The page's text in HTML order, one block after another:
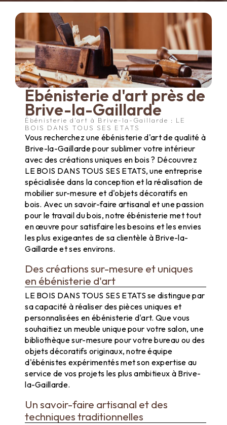
Ébénisterie d'art près de
Brive-la-Gaillarde
Ébénisterie d'art à Brive-la-Gaillarde : LE
BOIS DANS TOUS SES ETATS
Vous recherchez une ébénisterie d'art de qualité à
Brive-la-Gaillarde pour sublimer votre intérieur
avec des créations uniques en bois ? Découvrez
LE BOIS DANS TOUS SES ETATS, une entreprise
spécialisée dans la conception et la réalisation de
mobilier sur-mesure et d'objets décoratifs en
bois. Avec un savoir-faire artisanal et une passion
pour le travail du bois, notre ébénisterie met tout
en œuvre pour satisfaire les besoins et les envies
les plus exigeantes de sa clientèle à Brive-la-
Gaillarde et ses environs.
Des créations sur-mesure et uniques
en ébénisterie d'art
LE BOIS DANS TOUS SES ETATS se distingue par
sa capacité à réaliser des pièces uniques et
personnalisées en ébénisterie d'art. Que vous
souhaitiez un meuble unique pour votre salon, une
bibliothèque sur-mesure pour votre bureau ou des
objets décoratifs originaux, notre équipe
d'ébénistes expérimentés met son expertise au
service de vos projets les plus ambitieux à Brive-
la-Gaillarde.
Un savoir-faire artisanal et des
techniques traditionnelles